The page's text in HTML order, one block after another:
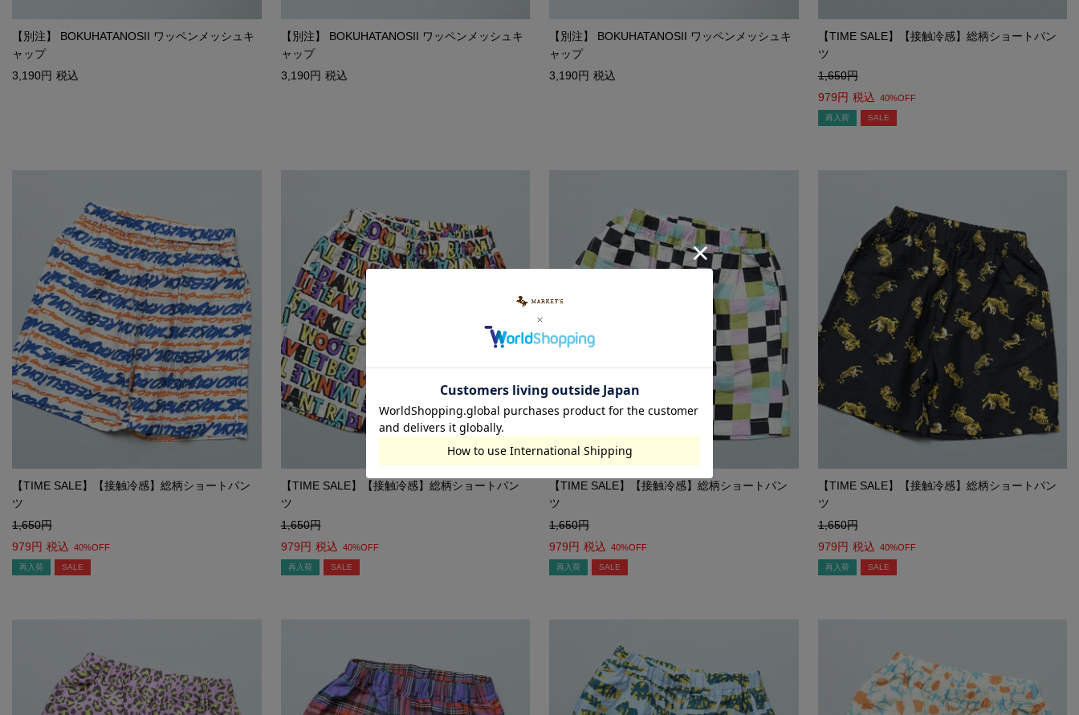
【別注】 BOKUHATANOSII ワッペンメッシュキ
ャップ
3,190
税込
【別注】 BOKUHATANOSII ワッペンメッシュキ
ャップ
3,190
税込
【別注】 BOKUHATANOSII ワッペンメッシュキ
ャップ
3,190
税込
【TIME SALE】【接触冷感】総柄ショートパン
ツ
1,650
979
税込 40%OFF
再入荷 SALE
【TIME SALE】【接触冷感】総柄ショートパン
ツ
1,650
979
税込 40%OFF
再入荷 SALE
【TIME SALE】【接触冷感】総柄ショートパン
ツ
1,650
979
税込 40%OFF
再入荷 SALE
【TIME SALE】【接触冷感】総柄ショートパン
ツ
1,650
979
税込 40%OFF
再入荷 SALE
【TIME SALE】【接触冷感】総柄ショートパン
ツ
1,650
979
税込 40%OFF
再入荷 SALE